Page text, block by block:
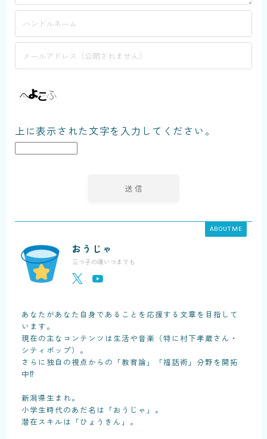
上に表示された文字を入力してください。
ABOUT ME
おうじゃ
三つ子の魂いつまでも
あなたがあなた自身であることを応援する文章を目指して
います。
現在の主なコンテンツは生活や音楽（特に村下孝蔵さん・
シティポップ）。
さらに独自の視点からの「教育論」「福話術」分野を開拓
中⁉
新潟県生まれ。
小学生時代のあだ名は「おうじゃ」。
潜在スキルは「ひょうきん」。